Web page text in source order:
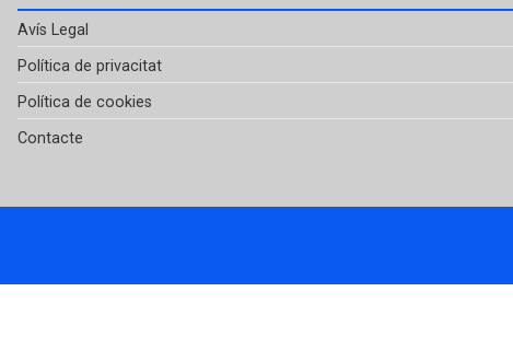
Avís Legal
Política de privacitat
Política de cookies
Contacte